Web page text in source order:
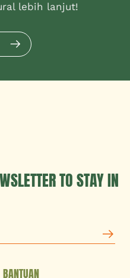
lebih lanjut!
TO STAY IN
BANTUAN